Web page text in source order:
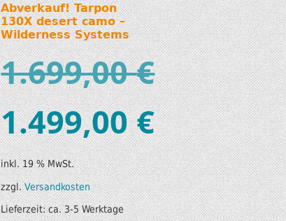
Abverkauf! Tarpon
130X desert camo –
Wilderness Systems
1.699,00€
1.499,00€
inkl. 19 % MwSt.
zzgl.Versandkosten
Lieferzeit:ca. 3-5 Werktage